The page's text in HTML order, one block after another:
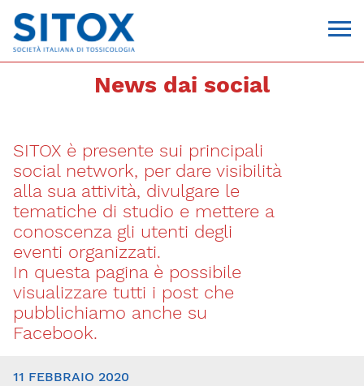
Via Giovanni Pascoli, 3
20129, Milano
C.F. 96330980580
P.I. 06792491000
T. 02-29520311
segreteria@sitox.org
News dai social
SITOX è presente sui principali
social network, per dare visibilità
alla sua attività, divulgare le
tematiche di studio e mettere a
conoscenza gli utenti degli
eventi organizzati.
In questa pagina è possibile
visualizzare tutti i post che
pubblichiamo anche su
Facebook.
11 FEBBRAIO 2020